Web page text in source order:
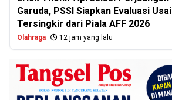
Garuda, PSSI Siapkan Evaluasi Usai
Tersingkir dari Piala AFF 2026
Olahraga 12 jam yang lalu